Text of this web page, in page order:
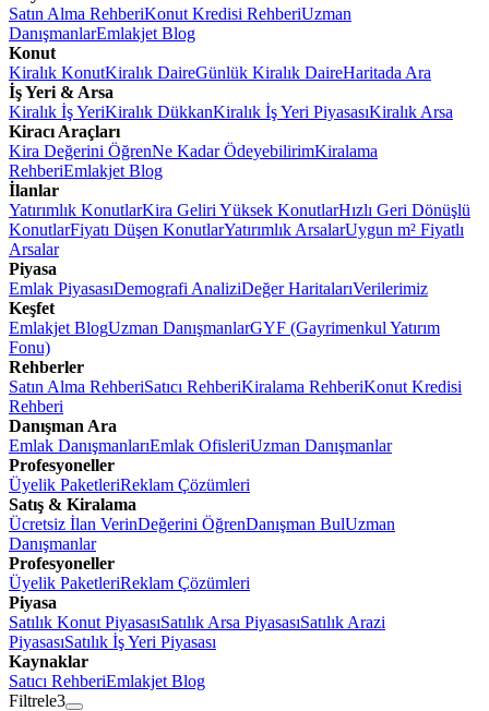
Satın Alma RehberiKonut Kredisi RehberiUzman
DanışmanlarEmlakjet Blog
Konut
Kiralık KonutKiralık DaireGünlük Kiralık DaireHaritada Ara
İş Yeri & Arsa
Kiralık İş YeriKiralık DükkanKiralık İş Yeri PiyasasıKiralık Arsa
Kiracı Araçları
Kira Değerini ÖğrenNe Kadar ÖdeyebilirimKiralama
RehberiEmlakjet Blog
İlanlar
Yatırımlık KonutlarKira Geliri Yüksek KonutlarHızlı Geri Dönüşlü
KonutlarFiyatı Düşen KonutlarYatırımlık ArsalarUygun m² Fiyatlı
Arsalar
Piyasa
Emlak PiyasasıDemografi AnaliziDeğer HaritalarıVerilerimiz
Keşfet
Emlakjet BlogUzman DanışmanlarGYF (Gayrimenkul Yatırım
Fonu)
Rehberler
Satın Alma RehberiSatıcı RehberiKiralama RehberiKonut Kredisi
Rehberi
Danışman Ara
Emlak DanışmanlarıEmlak OfisleriUzman Danışmanlar
Profesyoneller
Üyelik PaketleriReklam Çözümleri
Satış & Kiralama
Ücretsiz İlan VerinDeğerini ÖğrenDanışman BulUzman
Danışmanlar
Profesyoneller
Üyelik PaketleriReklam Çözümleri
Piyasa
Satılık Konut PiyasasıSatılık Arsa PiyasasıSatılık Arazi
PiyasasıSatılık İş Yeri Piyasası
Kaynaklar
Satıcı RehberiEmlakjet Blog
Filtrele3